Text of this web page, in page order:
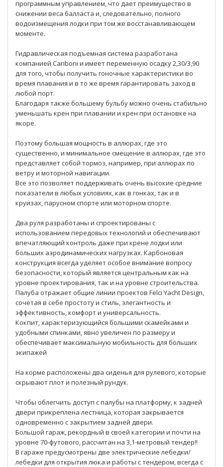
программным управлением, что дает преимущество в
снижении веса балласта и, следовательно, полного
водоизмещения лодки при том же восстанавливающем
моменте.
Гидравлическая подъемная система разработана
компанией Cariboni и имеет переменную осадку 2,30/3,90
для того, чтобы получить гоночные характеристики во
время плавания и в то же время гарантировать заход в
любой порт.
Благодаря также большему бульбу можно очень стабильно
уменьшать крен при плавании и крен при остановке на
якоре.
Поэтому большая мощность в аллюрах, где это
существенно, и минимальное смещение в аллюрах, где это
представляет собой тормоз, например, при аллюрах по
ветру и моторной навигации.
Все это позволяет поддерживать очень высокие средние
показатели в любых условиях, как в гонках, так и в
круизах, парусном спорте или моторном спорте.
Два руля разработаны и спроектированы с
использованием передовых технологий и обеспечивают
впечатляющий контроль даже при крене лодки или
больших аэродинамических нагрузках. Карбоновая
конструкция всегда уделяет особое внимание вопросу
безопасности, который является центральным как на
уровне проектирования, так и на уровне строительства.
Палуба отражает общие линии проектов Felci Yacht Design,
сочетая в себе простоту и стиль, элегантность и
эффективность, комфорт и универсальность.
Кокпит, характеризующийся большими скамейками и
удобными спинками, явно увеличен по размеру и
обеспечивает максимальную мобильность для больших
экипажей
На корме расположены два сиденья для рулевого, которые
скрывают плот и полезный рундук.
Чтобы облегчить доступ с палубы на платформу, к задней
двери прикреплена лестница, которая закрывается
одновременно с закрытием задней двери.
Большой гараж, рекордный в своей категории и почти на
уровне 70-футового, рассчитан на 3,1-метровый тендер!!
В гараже предусмотрены две электрические лебедки/
лебедки для открытия люка и работы с тендером, всегда с